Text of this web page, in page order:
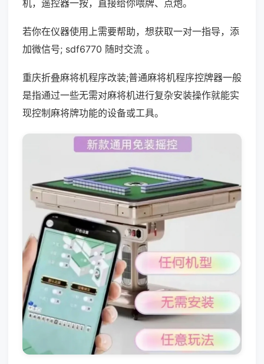
机，遥控器一按，直接给你喂牌、点炮。
若你在仪器使用上需要帮助，想获取一对一指导，添
加微信号; sdf6770 随时交流 。
重庆折叠麻将机程序改装;普通麻将机程序控牌器一般
是指通过一些无需对麻将机进行复杂安装操作就能实
现控制麻将牌功能的设备或工具。